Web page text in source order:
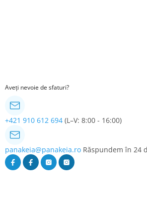
Aveți nevoie de sfaturi?
+421 910 612 694 (L–V: 8:00 - 16:00)
panakeia@panakeia.ro Răspundem în 24